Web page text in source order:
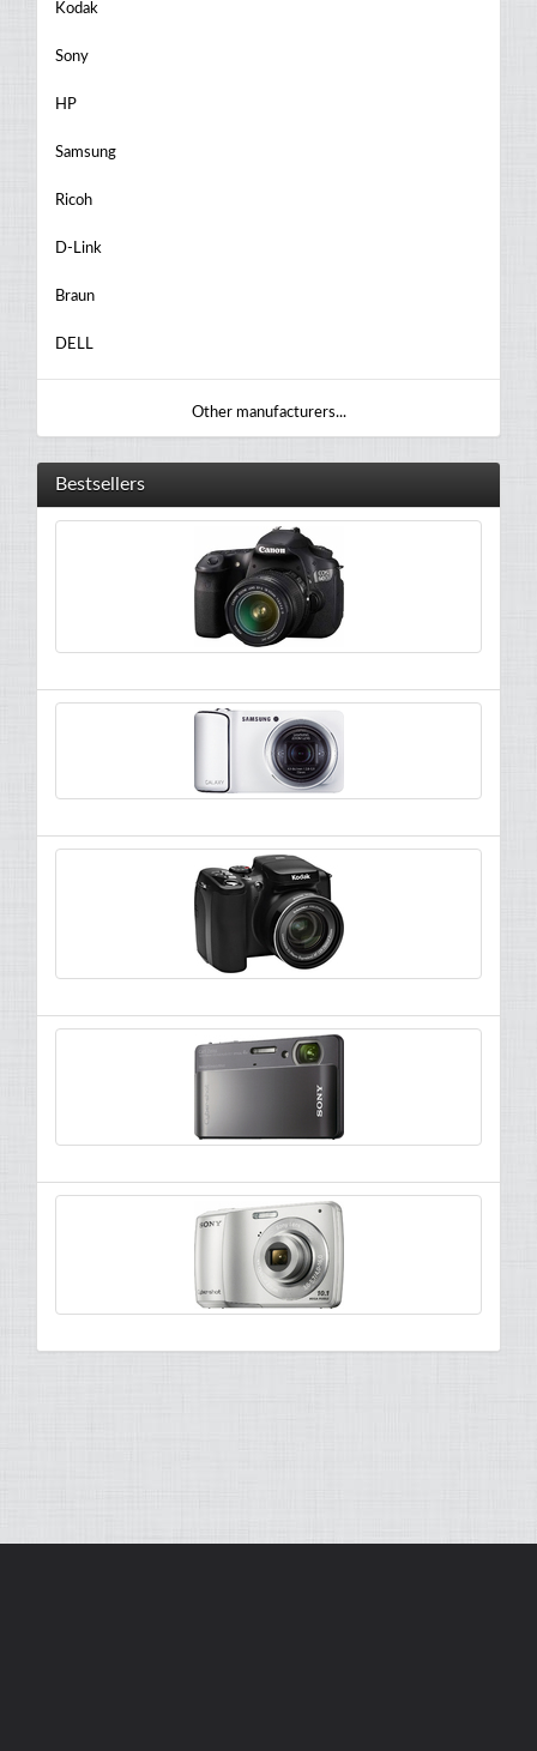
Kodak
Sony
HP
Samsung
Ricoh
D-Link
Braun
DELL
Other manufacturers...
Bestsellers